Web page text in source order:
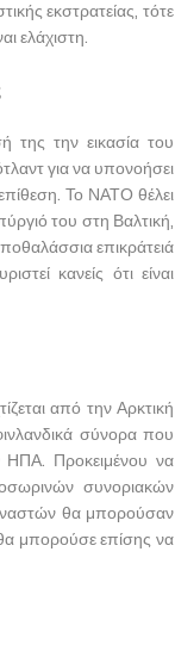
εκστρατείας, τότε
ελάχιστη.
της την εικασία του
για να υπονοήσει
Το ΝΑΤΟ θέλει
του στη Βαλτική,
επικράτειά
κανείς ότι είναι
από την Αρκτική
σύνορα που
ΗΠΑ. Προκειμένου να
συνοριακών
θα μπορούσαν
μπορούσε επίσης να